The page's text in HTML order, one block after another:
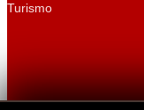
Turismo